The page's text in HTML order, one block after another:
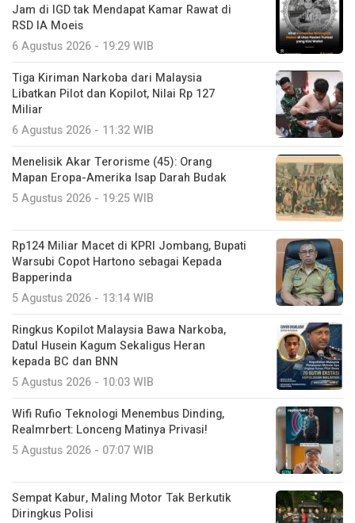
Jam di IGD tak Mendapat Kamar Rawat di
RSD IA Moeis
6 Agustus 2026 - 19:29 WIB
Tiga Kiriman Narkoba dari Malaysia
Libatkan Pilot dan Kopilot, Nilai Rp 127
Miliar
6 Agustus 2026 - 11:32 WIB
Menelisik Akar Terorisme (45): Orang
Mapan Eropa-Amerika Isap Darah Budak
5 Agustus 2026 - 19:25 WIB
Rp124 Miliar Macet di KPRI Jombang, Bupati
Warsubi Copot Hartono sebagai Kepada
Bapperinda
5 Agustus 2026 - 13:14 WIB
Ringkus Kopilot Malaysia Bawa Narkoba,
Datul Husein Kagum Sekaligus Heran
kepada BC dan BNN
5 Agustus 2026 - 10:03 WIB
Wifi Rufio Teknologi Menembus Dinding,
Realmrbert: Lonceng Matinya Privasi!
5 Agustus 2026 - 07:07 WIB
Sempat Kabur, Maling Motor Tak Berkutik
Diringkus Polisi